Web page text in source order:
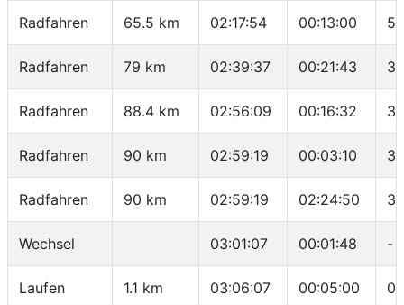
Radfahren 65.5 km 02:17:54 00:13:00
Radfahren 79 km 02:39:37 00:21:43
Radfahren 88.4 km 02:56:09 00:16:32
Radfahren 90 km 02:59:19 00:03:10
Radfahren 90 km 02:59:19 02:24:50
Wechsel 03:01:07 00:01:48 -
Laufen 1.1 km 03:06:07 00:05:00